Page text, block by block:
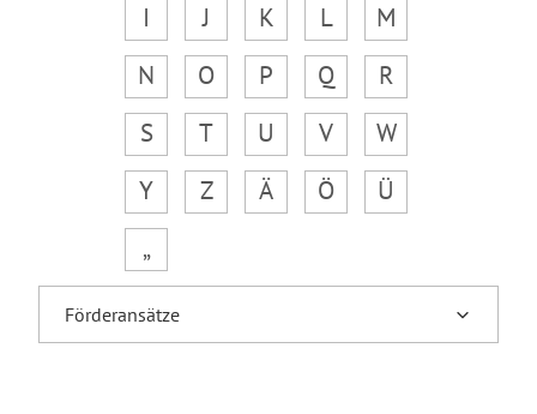
I
J K L
M
N
O P Q
R
S
T U V
W
Y
Z Ä Ö
Ü
„